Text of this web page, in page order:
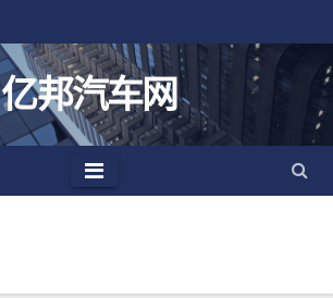
亿邦汽车网